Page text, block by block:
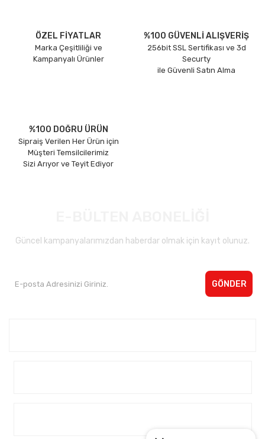
ÖZEL FİYATLAR
Marka Çeşitliliği ve
Kampanyalı Ürünler
%100 GÜVENLİ ALIŞVERİŞ
256bit SSL Sertifikası ve 3d
Securty
ile Güvenli Satın Alma
%100 DOĞRU ÜRÜN
Sipraiş Verilen Her Ürün için
Müşteri Temsilcilerimiz
Sizi Arıyor ve Teyit Ediyor
Güncel kampanyalarımızdan haberdar olmak için kayıt olunuz.
GÖNDER